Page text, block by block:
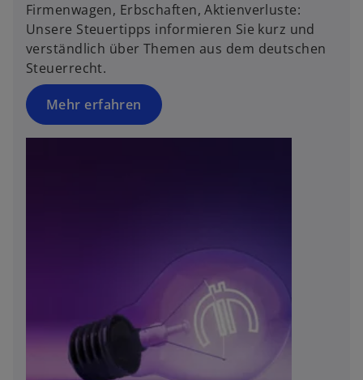
Firmenwagen, Erbschaften, Aktienverluste:
Unsere Steuertipps informieren Sie kurz und
verständlich über Themen aus dem deutschen
Steuerrecht.
Mehr erfahren